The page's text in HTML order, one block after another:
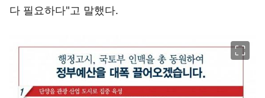
다 필요하다"고 말했다.